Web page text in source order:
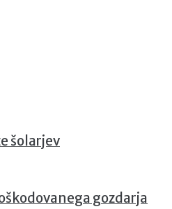
šolarjev
gozdarja